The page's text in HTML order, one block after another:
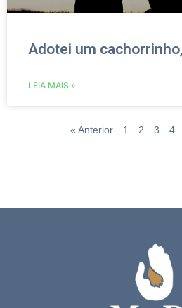
Adotei um
LEIA MAIS »
« Anterior 1 2 3 4